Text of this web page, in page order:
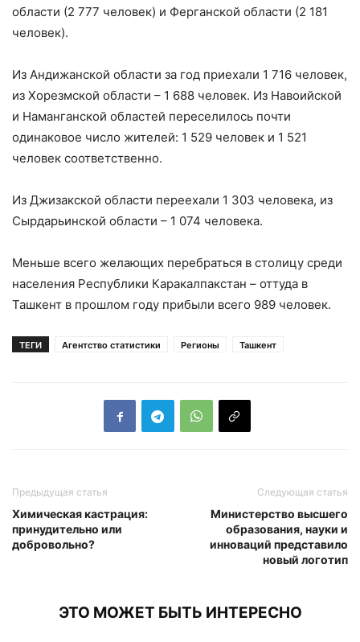
области (2 777 человек) и Ферганской области (2 181
человек).
Из Андижанской области за год приехали 1 716 человек,
из Хорезмской области – 1 688 человек. Из Навоийской
и Наманганской областей переселилось почти
одинаковое число жителей: 1 529 человек и 1 521
человек соответственно.
Из Джизакской области переехали 1 303 человека, из
Сырдарьинской области – 1 074 человека.
Меньше всего желающих перебраться в столицу среди
населения Республики Каракалпакстан – оттуда в
Ташкент в прошлом году прибыли всего 989 человек.
ТЕГИ Агентство статистики Регионы Ташкент
Предыдущая статья
Химическая кастрация:
принудительно или
добровольно?
Следующая статья
Министерство высшего
образования, науки и
инноваций представило
новый логотип
ЭТО МОЖЕТ БЫТЬ ИНТЕРЕСНО